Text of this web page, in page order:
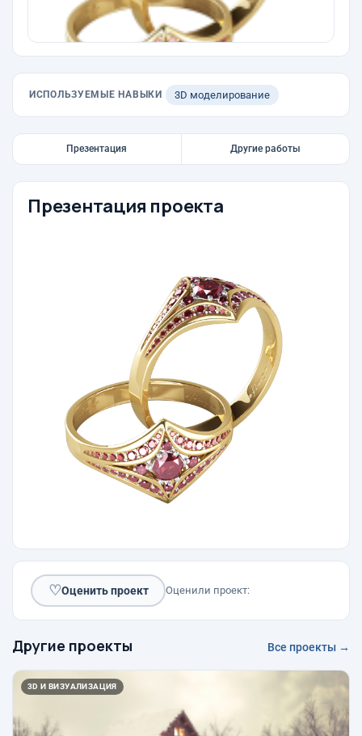
ИСПОЛЬЗУЕМЫЕ НАВЫКИ 3D моделирование
Презентация Другие работы
Презентация проекта
♡Оценить проект Оценили проект:
Другие проекты Все проекты →
3D И ВИЗУАЛИЗАЦИЯ